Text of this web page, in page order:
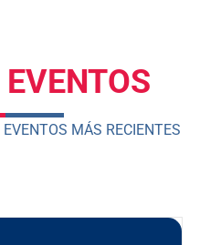
EVENTOS
MÁS RECIENTES